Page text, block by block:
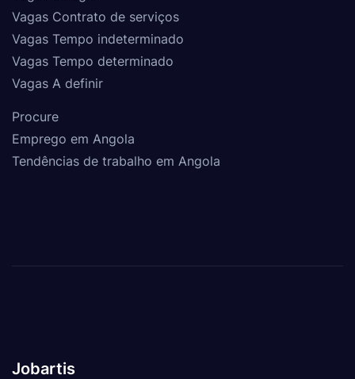
Vagas Contrato de serviços
Vagas Tempo indeterminado
Vagas Tempo determinado
Vagas A definir
Procure
Emprego em Angola
Tendências de trabalho em Angola
Jobartis